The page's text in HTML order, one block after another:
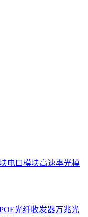
电口模块高速率光模
光纤收发器万兆光